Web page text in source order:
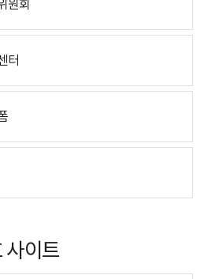
원회
터
사이트